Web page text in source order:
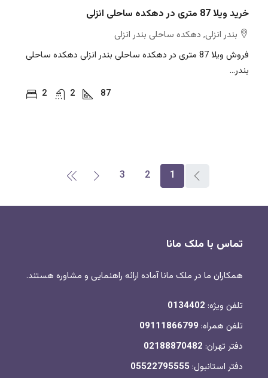
خرید ویلا 87 متری در دهکده ساحلی انزلی
بندر انزلی, دهکده ساحلی بندر انزلی
فروش ویلا 87 متری در دهکده ساحلی بندر انزلی دهکده ساحلی
بندر...
2
2 87
1
2
3
تماس با ملک مانا
همکاران ما در ملک مانا آماده ارائه راهنمایی و مشاوره هستند.
تلفن ویژه: 0134402
تلفن همراه: 09111866799
دفتر تهران: 02188870482
دفتر استانبول: 05522795555